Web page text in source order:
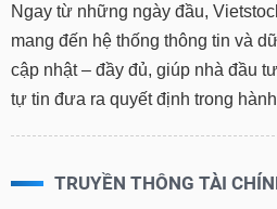
Ngay từ những ngày đầu,
mang đến hệ thống thông tin và
cập nhật – đầy đủ, giúp nhà đầu
tự tin đưa ra quyết định trong
TRUYỀN THÔNG TÀI